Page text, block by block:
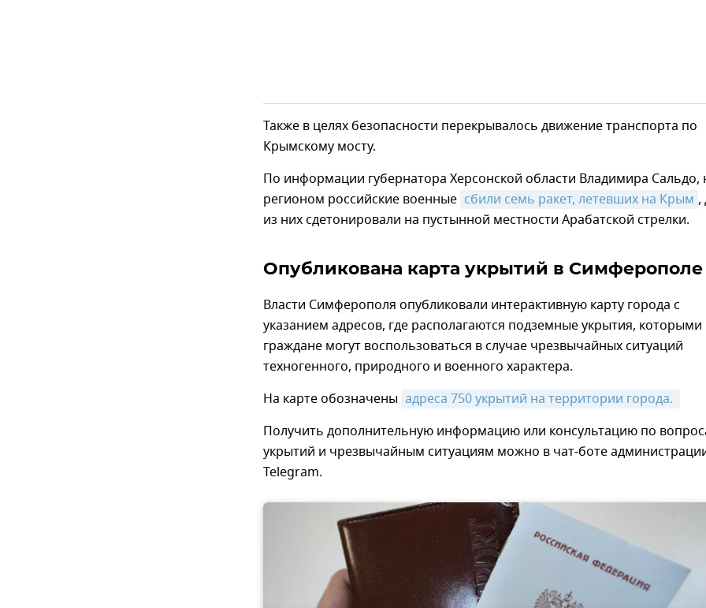
Также в целях безопасности перекрывалось движение транспорта по
Крымскому мосту.
По информации губернатора Херсонской области Владимира Сальдо,
регионом российские военные сбили семь ракет, летевших на Крым ,
из них сдетонировали на пустынной местности Арабатской стрелки.
Опубликована карта укрытий в Симферополе
Власти Симферополя опубликовали интерактивную карту города с
указанием адресов, где располагаются подземные укрытия, которыми
граждане могут воспользоваться в случае чрезвычайных ситуаций
техногенного, природного и военного характера.
На карте обозначены адреса 750 укрытий на территории города.
Получить дополнительную информацию или консультацию по
укрытий и чрезвычайным ситуациям можно в чат-боте
Telegram.